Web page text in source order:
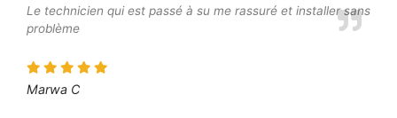
Le technicien qui est passé à su me rassuré et installer sans
problème
Marwa C